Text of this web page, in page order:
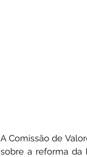
A Comissão de
sobre a reforma da